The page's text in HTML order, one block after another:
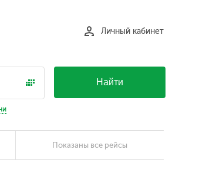
Личный кабинет
Найти
Показаны все рейсы